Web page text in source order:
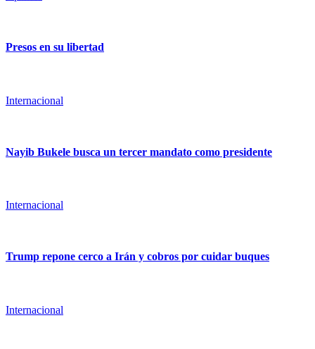
Presos en su libertad
Internacional
Nayib Bukele busca un tercer mandato como presidente
Internacional
Trump repone cerco a Irán y cobros por cuidar buques
Internacional